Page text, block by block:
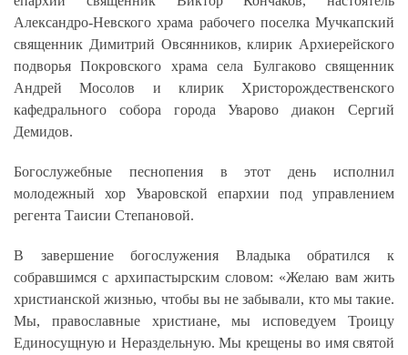
Александро-Невского храма рабочего поселка Мучкапский
священник Димитрий Овсянников, клирик Архиерейского
подворья Покровского храма села Булгаково священник
Андрей Мосолов и клирик Христорождественского
кафедрального собора города Уварово диакон Сергий
Демидов.
Богослужебные песнопения в этот день исполнил
молодежный хор Уваровской епархии под управлением
регента Таисии Степановой.
В завершение богослужения Владыка обратился к
собравшимся с архипастырским словом: «Желаю вам жить
христианской жизнью, чтобы вы не забывали, кто мы такие.
Мы, православные христиане, мы исповедуем Троицу
Единосущную и Нераздельную. Мы крещены во имя святой